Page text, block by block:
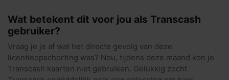
Wat betekent dit voor jou als Transcash
gebruiker?
Vraag je je af wat het directe gevolg van deze
licentieopschorting was? Nou, tijdens deze maand kon je
Transcash kaarten niet gebruiken. Gelukkig zocht